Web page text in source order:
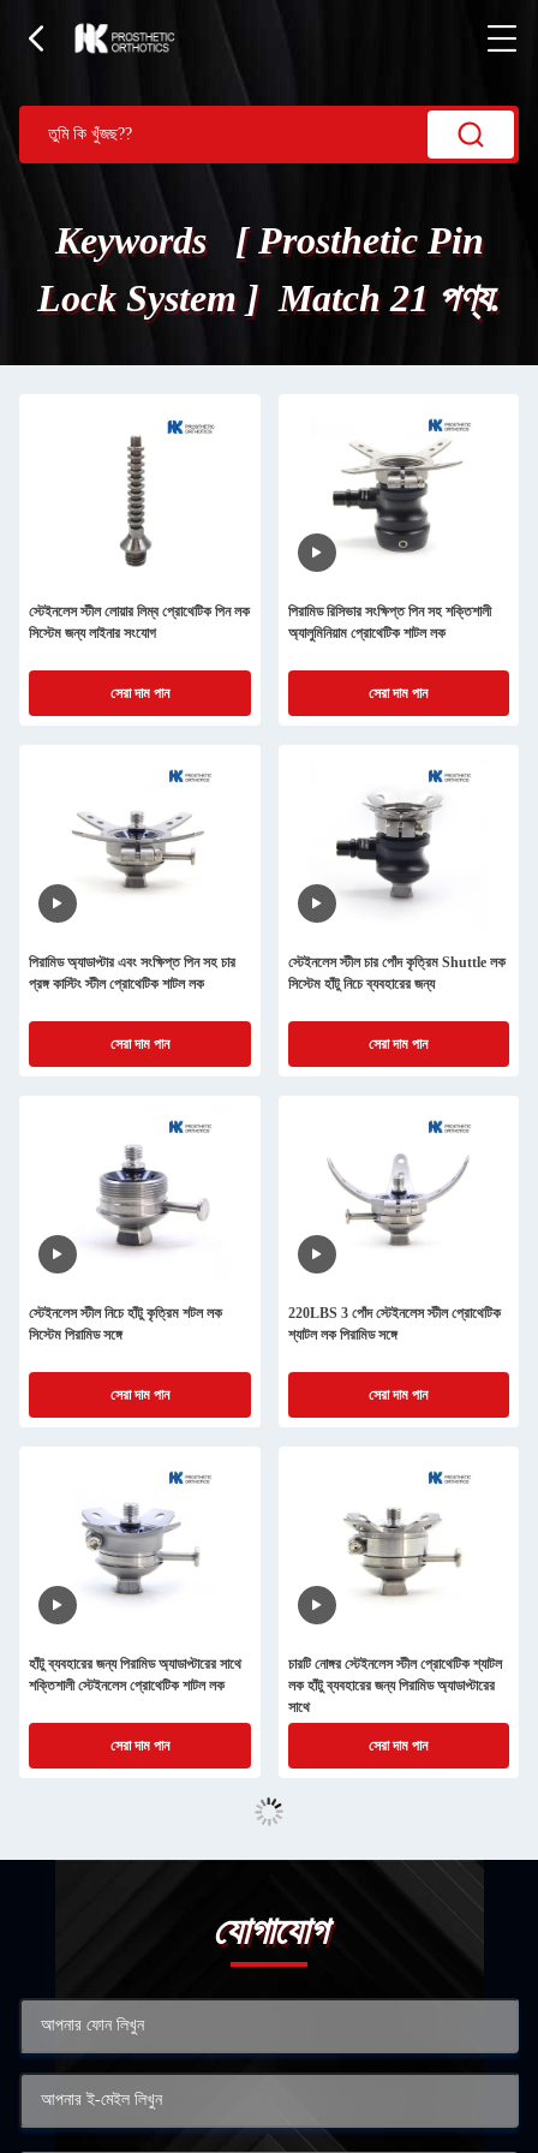
Keywords [ Prosthetic Pin
Lock System ] Match 21 পণ্য.
স্টেইনলেস স্টীল লোয়ার লিম্ব প্রোথেটিক পিন লক
সিস্টেম জন্য লাইনার সংযোগ
সেরা দাম পান
পিরামিড রিসিভার সংক্ষিপ্ত পিন সহ শক্তিশালী
অ্যালুমিনিয়াম প্রোথেটিক শাটল লক
সেরা দাম পান
পিরামিড অ্যাডাপ্টার এবং সংক্ষিপ্ত পিন সহ চার
প্রঙ্গ কাস্টিং স্টীল প্রোথেটিক শাটল লক
সেরা দাম পান
স্টেইনলেস স্টীল চার পোঁদ কৃত্রিম Shuttle লক
সিস্টেম হাঁটু নিচে ব্যবহারের জন্য
সেরা দাম পান
স্টেইনলেস স্টীল নিচে হাঁটু কৃত্রিম শটল লক
সিস্টেম পিরামিড সঙ্গে
সেরা দাম পান
220LBS 3 পোঁদ স্টেইনলেস স্টীল প্রোথেটিক
শ্যাটল লক পিরামিড সঙ্গে
সেরা দাম পান
হাঁটু ব্যবহারের জন্য পিরামিড অ্যাডাপ্টারের সাথে
শক্তিশালী স্টেইনলেস প্রোথেটিক শাটল লক
সেরা দাম পান
চারটি নোঙ্গর স্টেইনলেস স্টীল প্রোথেটিক শ্যাটল
লক হাঁটু ব্যবহারের জন্য পিরামিড অ্যাডাপ্টারের
সাথে
সেরা দাম পান
যোগাযোগ